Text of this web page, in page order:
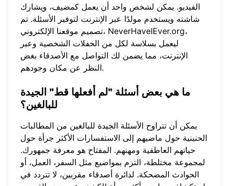
الفيديو. يمكن لشخص واحد أن يعمل كمضيف، ويشارك
شاشته ويستخدم مولدًا عبر الإنترنت لتوفير الأسئلة. تم
تصميم موقعنا الإلكتروني، NeverHaveIEver.org،
ليعمل بسلاسة لكل من الحفلات الشخصية وعبر
الإنترنت، مما يضمن لك التواصل مع الأصدقاء بغض
النظر عن مكان وجودهم.
ما هي بعض أسئلة "لم أفعلها قط" الجيدة
للبالغين؟
يمكن أن تتراوح الأسئلة الجيدة للبالغين من المطالبات
الحنينية حول ماضيهم إلى الاستفسارات الأكثر جرأة حول
حياتهم العاطفية ومهنهم. المفتاح هو معرفة جمهورك.
لمجموعة مختلطة، التزم بمواضيع مثل السفر، العمل، أو
الحوادث المضحكة. لدائرة أصدقاء مقربين، لا تتردد في